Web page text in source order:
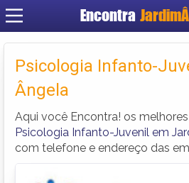
Encontra
Criar
Psicologia Infanto-
Ângela
Aqui você Encontra! os
Psicologia Infanto-Juvenil em
com telefone e endereço das